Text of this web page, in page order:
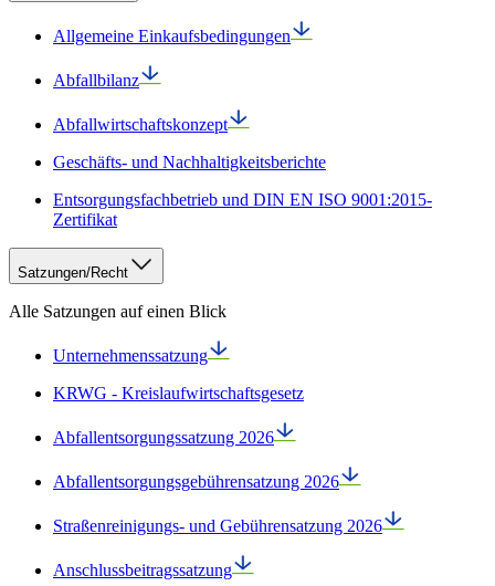
Allgemeine Einkaufsbedingungen
Abfallbilanz
Abfallwirtschaftskonzept
Geschäfts- und Nachhaltigkeitsberichte
Entsorgungsfachbetrieb und DIN EN ISO 9001:2015-
Zertifikat
Satzungen/Recht
Alle Satzungen auf einen Blick
Unternehmenssatzung
KRWG - Kreislaufwirtschaftsgesetz
Abfallentsorgungssatzung 2026
Abfallentsorgungsgebührensatzung 2026
Straßenreinigungs- und Gebührensatzung 2026
Anschlussbeitragssatzung